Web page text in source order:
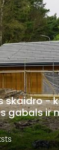
skaidro -
gabals ir